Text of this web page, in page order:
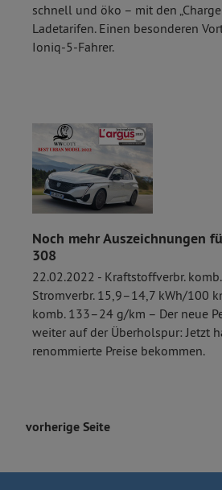
schnell und öko – mit den
Ladetarifen. Einen besonderen
Ioniq-5-Fahrer.
Noch mehr Auszeichnungen
308
22.02.2022 - Kraftstoffverbr.
Stromverbr. 15,9–14,7 kWh/100
komb. 133–24 g/km – Der neue
weiter auf der Überholspur: Jetzt
renommierte Preise bekommen.
vorherige Seite